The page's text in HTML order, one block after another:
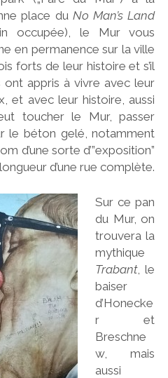
place du No Man’s Land
occupée), le Mur vous
en permanence sur la ville
forts de leur histoire et s’il
ont appris à vivre avec leur
et avec leur histoire, aussi
toucher le Mur, passer
le béton gelé, notamment
d’une sorte d’”exposition”
d’une rue complète.
Sur ce pan
du Mur, on
trouvera la
mythique
Trabant, le
baiser
d’Honecke
r et
Breschne
w, mais
aussi